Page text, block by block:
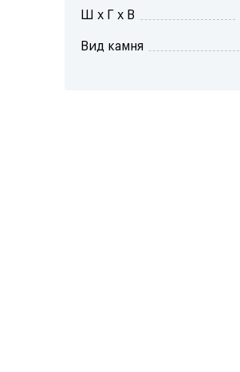
Ш x Г x В
Вид камня